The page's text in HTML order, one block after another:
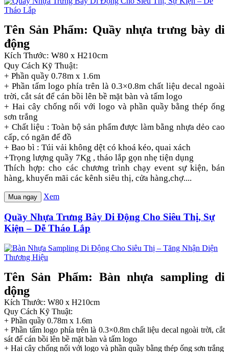
Tên Sản Phẩm: Quầy nhựa trưng bày di
động
Kích Thước: W80 x H210cm
Quy Cách Kỹ Thuật:
+ Phần quầy 0.78m x 1.6m
+ Phần tấm logo phía trên là 0.3×0.8m chất liệu decal ngoài
trời, cắt sát để cán bồi lên bề mặt bàn và tấm logo
+ Hai cây chống nối với logo và phần quầy bằng thép ống
sơn trắng
+ Chất liệu : Toàn bộ sản phẩm được làm bằng nhựa dẻo cao
cấp, có ngăn để đồ
+ Bao bì : Túi vải không dệt có khoá kéo, quai xách
+Trọng lượng quầy 7Kg , tháo lắp gọn nhẹ tiện dụng
Thích hợp: cho các chương trình chạy event sự kiện, bán
hàng, khuyến mãi các kênh siêu thị, cửa hàng,chợ....
Mua ngay Xem
Quầy Nhựa Trưng Bày Di Động Cho Siêu Thị, Sự
Kiện – Dễ Tháo Lắp
Tên Sản Phẩm: Bàn nhựa sampling di
dộng
Kích Thước: W80 x H210cm
Quy Cách Kỹ Thuật:
+ Phần quầy 0.78m x 1.6m
+ Phần tấm logo phía trên là 0.3×0.8m chất liệu decal ngoài trời, cắt
sát để cán bồi lên bề mặt bàn và tấm logo
+ Hai cây chống nối với logo và phần quầy bằng thép ống sơn trắng